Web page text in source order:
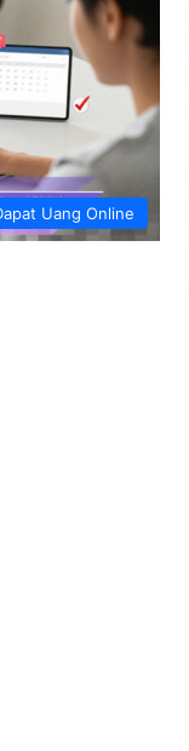
Uang Online